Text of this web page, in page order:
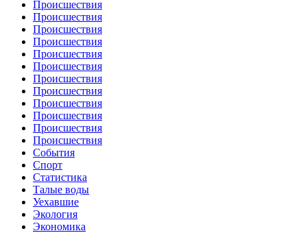
Происшествия
Происшествия
Происшествия
Происшествия
Происшествия
Происшествия
Происшествия
Происшествия
Происшествия
Происшествия
Происшествия
Происшествия
События
Спорт
Статистика
Талые воды
Уехавшие
Экология
Экономика